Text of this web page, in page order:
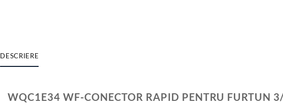
DESCRIERE
WQC1E34 WF-CONECTOR RAPID PENTRU FURTUN